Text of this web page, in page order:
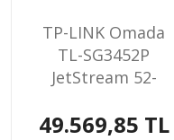
TP-LINK Omada
TL-SG3452P
JetStream 52-
49.569,85 TL